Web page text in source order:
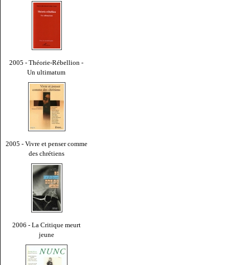
2005 - Théorie-Rébellion -
Un ultimatum
2005 - Vivre et penser comme
des chrétiens
2006 - La Critique meurt
jeune